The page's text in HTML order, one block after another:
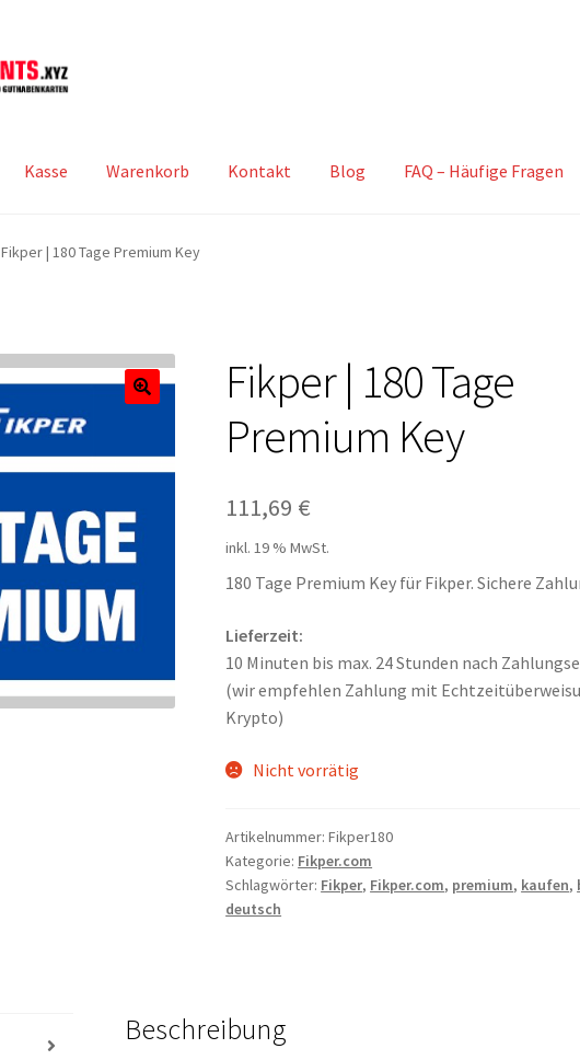
Kasse Warenkorb Kontakt Blog FAQ – Häufige Fragen
Fikper | 180 Tage Premium Key
Fikper | 180 Tage
Premium Key
111,69 €
inkl. 19 % MwSt.
180 Tage Premium Key für Fikper. Sichere
Lieferzeit:
10 Minuten bis max. 24 Stunden nach
(wir empfehlen Zahlung mit
Krypto)
Nicht vorrätig
Artikelnummer:Fikper180
Kategorie: Fikper.com
Schlagwörter: Fikper, Fikper.com, premium, kaufen,
deutsch
Beschreibung